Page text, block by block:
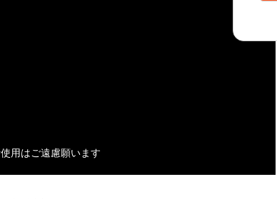
用はご遠慮願います